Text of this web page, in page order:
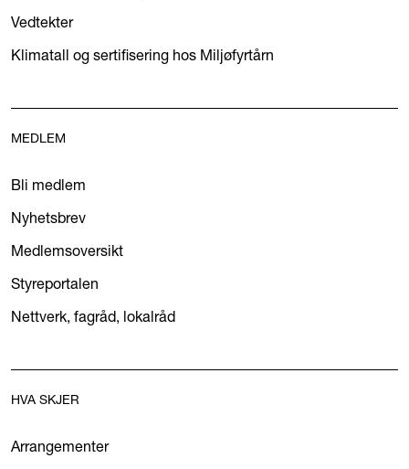
Vedtekter
Klimatall og sertifisering hos Miljøfyrtårn
MEDLEM
Bli medlem
Nyhetsbrev
Medlemsoversikt
Styreportalen
Nettverk, fagråd, lokalråd
HVA SKJER
Arrangementer